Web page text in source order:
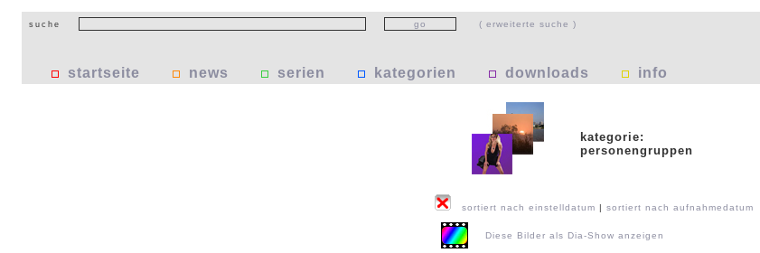
suche ( erweiterte suche )
startseite news serien kategorien downloads info
kategorie:
personengruppen
sortiert nach einstelldatum | sortiert nach aufnahmedatum
Diese Bilder als Dia-Show anzeigen